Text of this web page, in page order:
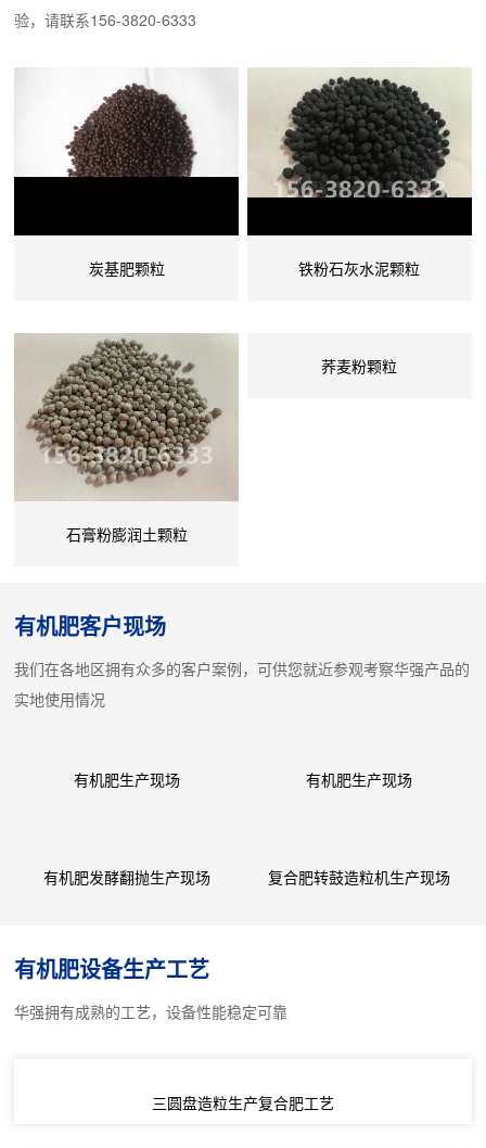
简单，并设计出有不同型号的多种机型，是肥料加...
验，请联系156-3820-6333
炭基肥颗粒 铁粉石灰水泥颗粒
石膏粉膨润土颗粒
荞麦粉颗粒
有机肥客户现场
我们在各地区拥有众多的客户案例，可供您就近参观考察华强产品的
实地使用情况
有机肥生产现场 有机肥生产现场
有机肥发酵翻抛生产现场 复合肥转鼓造粒机生产现场
有机肥设备生产工艺
华强拥有成熟的工艺，设备性能稳定可靠
三圆盘造粒生产复合肥工艺